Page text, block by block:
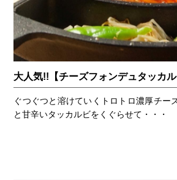
大人気!!【チーズフォンデュタッカ
ぐつぐつと溶けていくトロトロ濃厚チー
と甘辛いタッカルビをくぐらせて・・・